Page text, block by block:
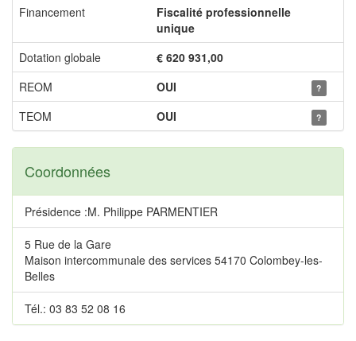
Financement
Fiscalité professionnelle
unique
Dotation globale
€ 620 931,00
REOM
OUI ?
TEOM OUI ?
Coordonnées
Présidence :M. Philippe PARMENTIER
5 Rue de la Gare
Maison intercommunale des services 54170 Colombey-les-
Belles
Tél.: 03 83 52 08 16